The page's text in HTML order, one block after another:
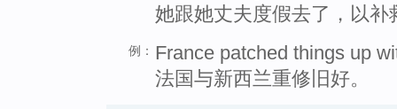
她跟她丈夫度假去了，以补
例： France patched things up
法国与新西兰重修旧好。